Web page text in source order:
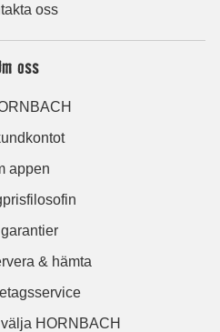
oss
oss
appen
& hämta
HORNBACH